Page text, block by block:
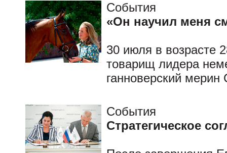
События
«Он научил меня
30 июля в возрасте
товарищ лидера
ганноверский
События
Стратегическое